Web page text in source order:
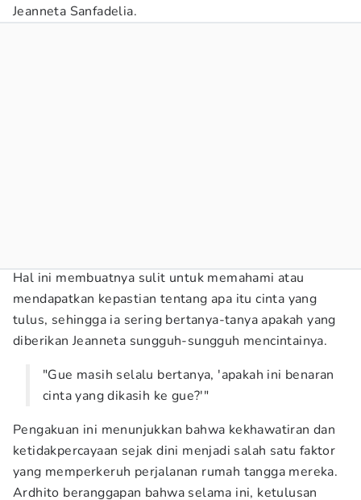
Jeanneta Sanfadelia.
Hal ini membuatnya sulit untuk memahami atau
mendapatkan kepastian tentang apa itu cinta yang
tulus, sehingga ia sering bertanya-tanya apakah yang
diberikan Jeanneta sungguh-sungguh mencintainya.
"Gue masih selalu bertanya, 'apakah ini benaran
cinta yang dikasih ke gue?'"
Pengakuan ini menunjukkan bahwa kekhawatiran dan
ketidakpercayaan sejak dini menjadi salah satu faktor
yang memperkeruh perjalanan rumah tangga mereka.
Ardhito beranggapan bahwa selama ini, ketulusan